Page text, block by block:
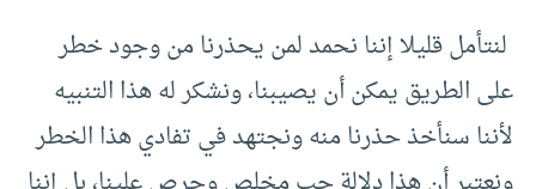
لنتأمل قليلا إننا نحمد لمن يحذرنا من وجود خطر
على الطريق يمكن أن يصيبنا، ونشكر له هذا التنبيه
لأننا سنأخذ حذرنا منه ونجتهد في تفادي هذا الخطر